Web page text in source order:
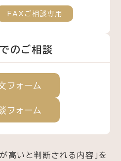
FAXご相談専用
のご相談
フォーム
フォーム
高いと判断される内容」を